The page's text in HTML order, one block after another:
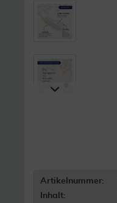
Artikelnummer:
Inhalt: